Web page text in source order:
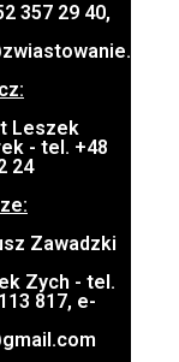
357 29 40,
Leszek
- tel. +48
24
Zawadzki
Zych - tel.
817, e-